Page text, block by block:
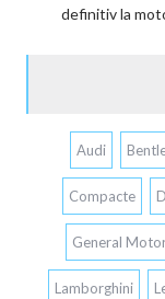
definitiv la
Audi
Compacte
General
Lamborghini